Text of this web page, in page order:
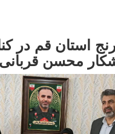
استان قم در
محسن قربانی